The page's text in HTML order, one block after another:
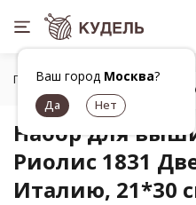
Ваш город Москва?
Главная Товары для
Набор для
Риолис 1831
Италию, 21*30